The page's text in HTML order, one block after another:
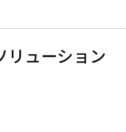
リューション